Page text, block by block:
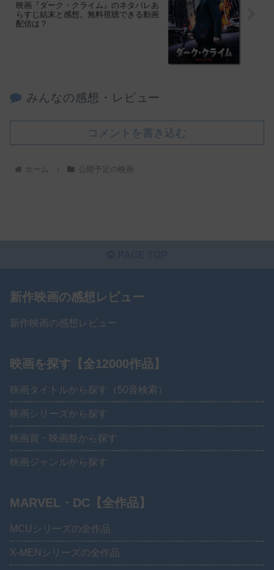
映画『ダーク・クライム』のネタバレあ
らすじ結末と感想。無料視聴できる動画
配信は？
みんなの感想・レビュー
コメントを書き込む
ホーム 公開予定の映画
新作映画の感想レビュー
新作映画の感想レビュー
映画を探す【全12000作品】
映画タイトルから探す（50音検索）
映画シリーズから探す
映画賞・映画祭から探す
映画ジャンルから探す
MARVEL・DC【全作品】
MCUシリーズの全作品
X-MENシリーズの全作品